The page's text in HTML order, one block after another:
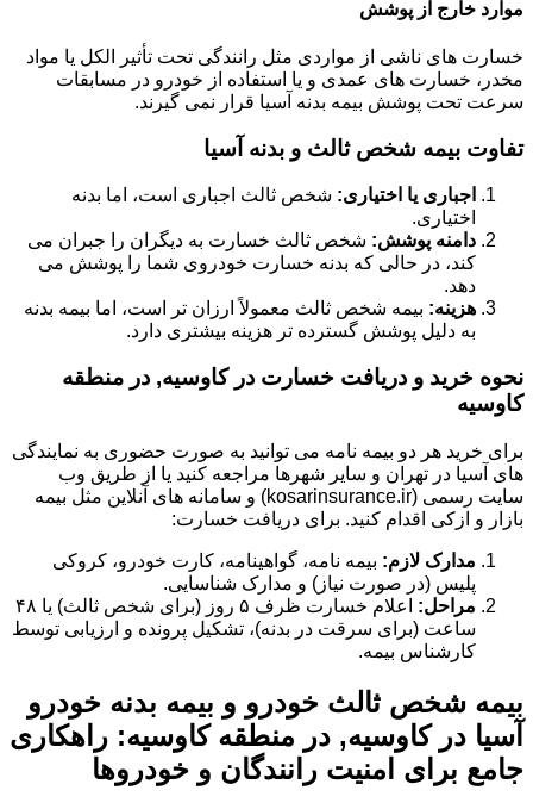
موارد خارج از پوشش
خسارت های ناشی از مواردی مثل رانندگی تحت تأثیر الکل یا مواد
مخدر، خسارت های عمدی و یا استفاده از خودرو در مسابقات
سرعت تحت پوشش بیمه بدنه آسیا قرار نمی گیرند.
تفاوت بیمه شخص ثالث و بدنه آسیا
اجباری یا اختیاری: شخص ثالث اجباری است، اما بدنه
اختیاری.
دامنه پوشش: شخص ثالث خسارت به دیگران را جبران می
کند، در حالی که بدنه خسارت خودروی شما را پوشش می
دهد.
هزینه: بیمه شخص ثالث معمولاً ارزان تر است، اما بیمه بدنه
به دلیل پوشش گسترده تر هزینه بیشتری دارد.
نحوه خرید و دریافت خسارت در کاوسیه, در منطقه
کاوسیه
برای خرید هر دو بیمه نامه می توانید به صورت حضوری به نمایندگی
های آسیا در تهران و سایر شهرها مراجعه کنید یا از طریق وب
سایت رسمی (kosarinsurance.ir) و سامانه های آنلاین مثل بیمه
بازار و ازکی اقدام کنید. برای دریافت خسارت:
مدارک لازم: بیمه نامه، گواهینامه، کارت خودرو، کروکی
پلیس (در صورت نیاز) و مدارک شناسایی.
مراحل:
اعلام خسارت ظرف ۵ روز (برای شخص ثالث) یا ۴۸
ساعت (برای سرقت در بدنه)، تشکیل پرونده و ارزیابی توسط
کارشناس بیمه.
بیمه شخص ثالث خودرو و بیمه بدنه خودرو
آسیا در کاوسیه, در منطقه کاوسیه: راهکاری
جامع برای امنیت رانندگان و خودروها